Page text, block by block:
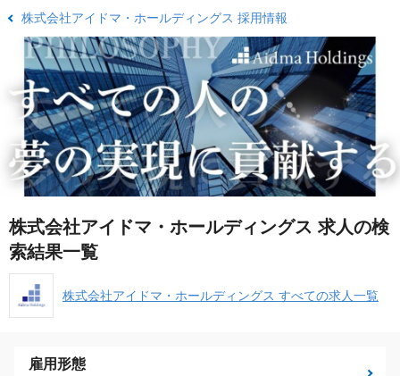
株式会社アイドマ・ホールディングス 採用情報
株式会社アイドマ・ホールディングス 求人の検
索結果一覧
株式会社アイドマ・ホールディングス すべての求人一覧
雇用形態